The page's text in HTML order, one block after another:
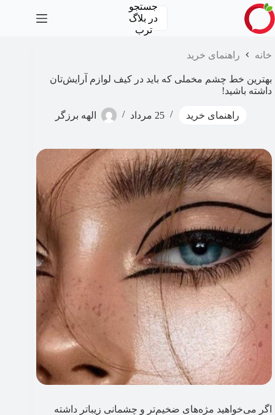
پرش
به
محتوا
جستجو
در بلاگ
ترب
خانه راهنمای خرید
بهترین خط چشم مخملی که باید در کیف لوازم آرایش‌تان
داشته باشید!
راهنمای خرید 25 مرداد الهه برزگر
اگر می‌خواهید مژه‌های ضخیم‌تر و چشمانی زیباتر داشته